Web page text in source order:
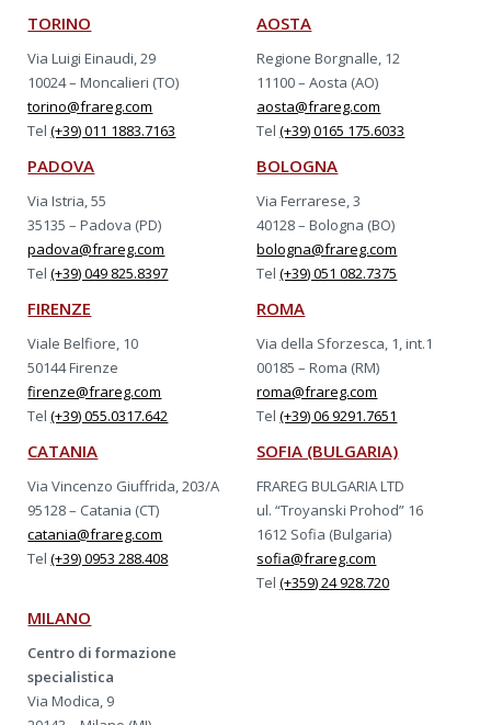
TORINO
Via Luigi Einaudi, 29
10024 – Moncalieri (TO)
torino@frareg.com
Tel(+39) 011 1883.7163
AOSTA
Regione Borgnalle, 12
11100 – Aosta (AO)
aosta@frareg.com
Tel(+39) 0165 175.6033
PADOVA
Via Istria, 55
35135 – Padova (PD)
padova@frareg.com
Tel(+39) 049 825.8397
BOLOGNA
Via Ferrarese, 3
40128 – Bologna (BO)
bologna@frareg.com
Tel(+39) 051 082.7375
FIRENZE
Viale Belfiore, 10
50144 Firenze
firenze@frareg.com
Tel(+39) 055.0317.642
ROMA
Via della Sforzesca, 1, int.1
00185 – Roma (RM)
roma@frareg.com
Tel(+39) 06 9291.7651
CATANIA
Via Vincenzo Giuffrida, 203/A
95128 – Catania (CT)
catania@frareg.com
Tel(+39) 0953 288.408
SOFIA (BULGARIA)
FRAREG BULGARIA LTD
ul. “Troyanski Prohod” 16
1612 Sofia (Bulgaria)
sofia@frareg.com
Tel(+359) 24 928.720
MILANO
Centro di formazione
specialistica
Via Modica, 9